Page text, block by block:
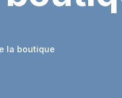
la boutique